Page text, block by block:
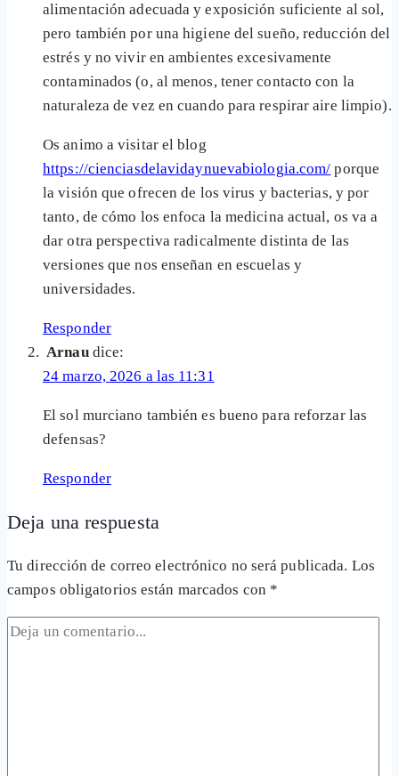
alimentación adecuada y exposición suficiente al sol,
pero también por una higiene del sueño, reducción del
estrés y no vivir en ambientes excesivamente
contaminados (o, al menos, tener contacto con la
naturaleza de vez en cuando para respirar aire limpio).
Os animo a visitar el blog
https://cienciasdelavidaynuevabiologia.com/ porque
la visión que ofrecen de los virus y bacterias, y por
tanto, de cómo los enfoca la medicina actual, os va a
dar otra perspectiva radicalmente distinta de las
versiones que nos enseñan en escuelas y
universidades.
Responder
Arnau dice:
24 marzo, 2026 a las 11:31
El sol murciano también es bueno para reforzar las
defensas?
Responder
Deja una respuesta
Tu dirección de correo electrónico no será publicada. Los
campos obligatorios están marcados con *